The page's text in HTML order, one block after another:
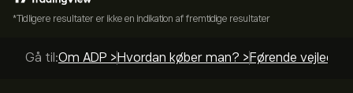
*Tidligere resultater er ikke en indikation af fremtidige resultater
Gå til:Om ADP > Hvordan køber man? > Førende